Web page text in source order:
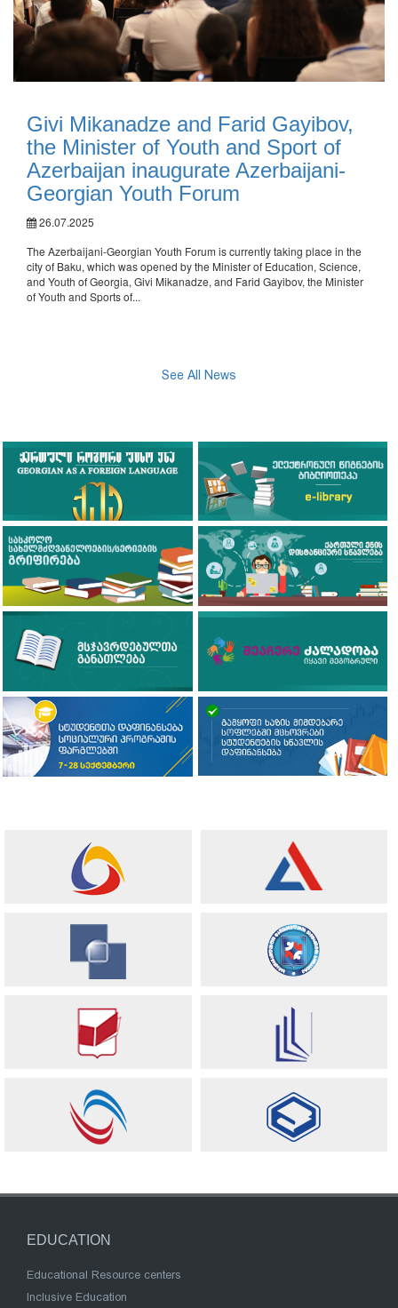
Givi Mikanadze and Farid Gayibov,
the Minister of Youth and Sport of
Azerbaijan inaugurate Azerbaijani-
Georgian Youth Forum
26.07.2025
The Azerbaijani-Georgian Youth Forum is currently taking place in the
city of Baku, which was opened by the Minister of Education, Science,
and Youth of Georgia, Givi Mikanadze, and Farid Gayibov, the Minister
of Youth and Sports of...
See All News
EDUCATION
Educational Resource centers
Inclusive Education